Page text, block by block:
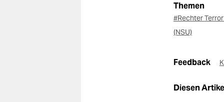
Themen
#Rechter Terror
(NSU)
Feedback
Diesen